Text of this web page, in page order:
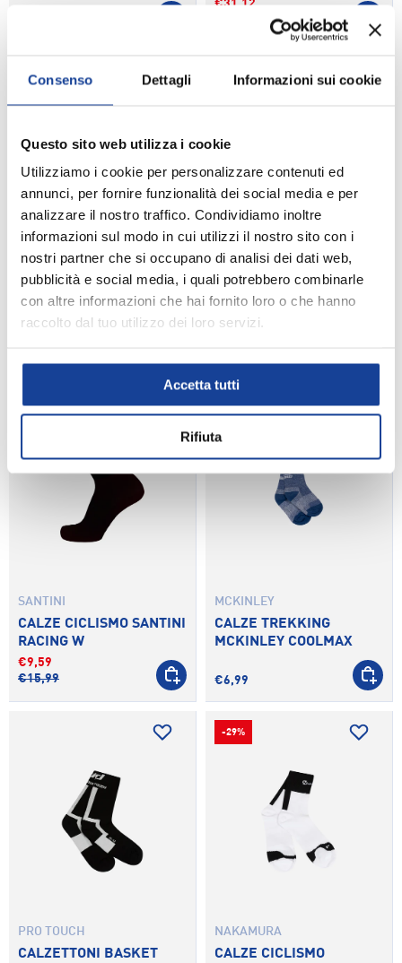
Consenso Dettagli Informazioni sui cookie
Questo sito web utilizza i cookie
Utilizziamo i cookie per personalizzare contenuti ed
annunci, per fornire funzionalità dei social media e per
analizzare il nostro traffico. Condividiamo inoltre
informazioni sul modo in cui utilizzi il nostro sito con i
nostri partner che si occupano di analisi dei dati web,
pubblicità e social media, i quali potrebbero combinarle
con altre informazioni che hai fornito loro o che hanno
raccolto dal tuo utilizzo dei loro servizi.
Accetta tutti
Rifiuta
€31,12
FLOKY
CALZE TENNIS FLOKY S-
-20%
FLOKY
CALZE TENNIS FLOKY S-
-40%
SANTINI
CALZE CICLISMO SANTINI
RACING W
€9,59
€15,99
SCEGLI OPZIONI
MCKINLEY
CALZE TREKKING
MCKINLEY COOLMAX
€6,99
PRO TOUCH
CALZETTONI BASKET
-29%
NAKAMURA
CALZE CICLISMO